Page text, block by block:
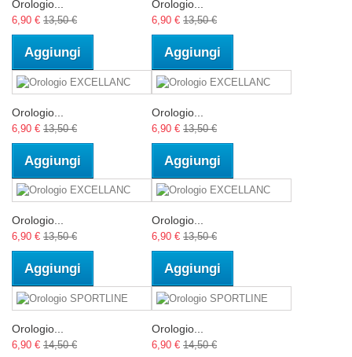
Orologio...
6,90 € 13,50 €
Aggiungi
Orologio...
6,90 € 13,50 €
Aggiungi
Orologio...
6,90 € 13,50 €
Aggiungi
Orologio...
6,90 € 13,50 €
Aggiungi
Orologio...
6,90 € 13,50 €
Aggiungi
Orologio...
6,90 € 13,50 €
Aggiungi
Orologio...
6,90 € 14,50 €
Orologio...
6,90 € 14,50 €